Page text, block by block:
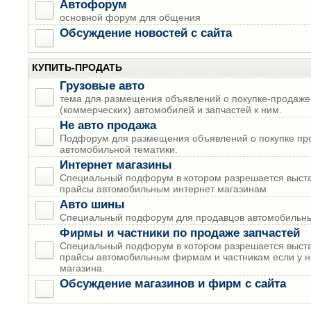
Автофорум
основной форум для общения
Обсуждение новостей с сайта
КУПИТЬ-ПРОДАТЬ
Грузовые авто
тема для размещения объявлений о покупке-продаже
(коммерческих) автомобилей и запчастей к ним.
Не авто продажа
Подфорум для размещения объявлений о покупке
автомобильной тематики.
Интернет магазины
Специальный подфорум в котором разрешается
прайсы автомобильным интернет магазинам
Авто шины
Специальный подфорум для продавцов
Фирмы и частники по продаже запчастей
Специальный подфорум в котором разрешается
прайсы автомобильным фирмам и частникам если у
магазина.
Обсуждение магазинов и фирм с сайта